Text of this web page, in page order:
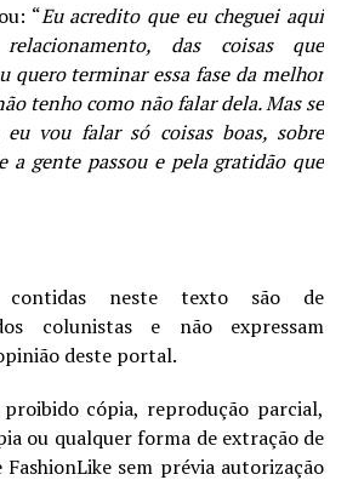
“Eu acredito que eu cheguei aqui
das coisas que
quero terminar essa fase da melhor
tenho como não falar dela. Mas se
vou falar só coisas boas, sobre
a gente passou e pela gratidão que
contidas neste texto são de
colunistas e não expressam
deste portal.
cópia, reprodução parcial,
ou qualquer forma de extração de
sem prévia autorização